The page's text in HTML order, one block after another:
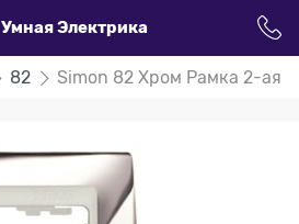
Умная Электрика
82 Simon 82 Хром Рамка 2-ая